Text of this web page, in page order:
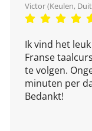
Victor (Keulen,
Ik vind het
Franse
te volgen.
minuten per
Bedankt!